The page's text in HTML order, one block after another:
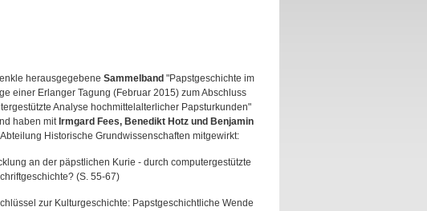
herausgegebene Sammelband "Papstgeschichte im
einer Erlanger Tagung (Februar 2015) zum Abschluss
Analyse hochmittelalterlicher Papsturkunden"
haben mit Irmgard Fees, Benedikt Hotz und Benjamin
Historische Grundwissenschaften mitgewirkt:
an der päpstlichen Kurie - durch computergestützte
(S. 55-67)
zur Kulturgeschichte: Papstgeschichtliche Wende